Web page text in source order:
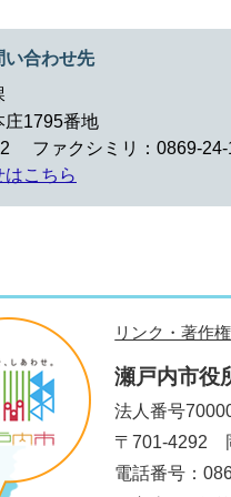
い合わせ先
庄1795番地
ファクシミリ：0869-24-
はこちら
リンク・著作権
瀬戸内市役
法人番号
〒701-4292
電話番号：